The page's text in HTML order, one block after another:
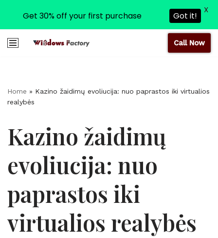
Call Now
Home » Kazino žaidimų evoliucija: nuo paprastos iki virtualios
realybės
Kazino žaidimų
evoliucija: nuo
paprastos iki
virtualios realybės
Get 30% off your first purchase Got it!
X